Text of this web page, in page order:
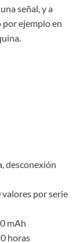
señal, y a
ejemplo en
desconexión
por serie
mAh
horas